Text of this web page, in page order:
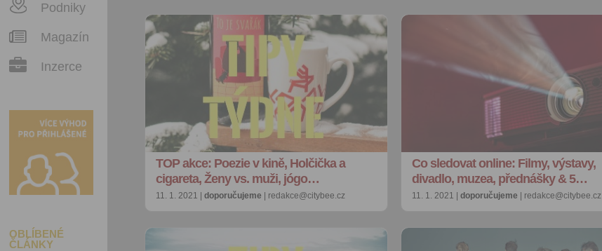
Podniky
Magazín
Inzerce
OBLÍBENÉ
ČLÁNKY
TOP akce: Poezie v kině, Holčička a
cigareta, Ženy vs. muži, jógo…
11. 1. 2021 | doporučujeme | redakce@citybee.cz
Co sledovat online: Filmy, výstavy,
divadlo, muzea, přednášky & 5…
11. 1. 2021 | doporučujeme | redakce@citybee.cz